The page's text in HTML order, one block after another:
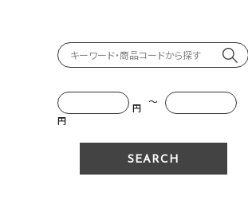
円 ～
円